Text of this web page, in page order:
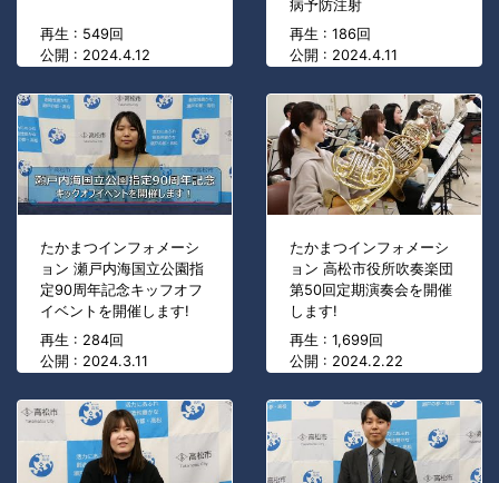
再生 : 549回
公開 : 2024.4.12
病予防注射
再生 : 186回
公開 : 2024.4.11
たかまつインフォメーシ
ョン 瀬戸内海国立公園指
定90周年記念キッフオフ
イベントを開催します!
再生 : 284回
公開 : 2024.3.11
たかまつインフォメーシ
ョン 高松市役所吹奏楽団
第50回定期演奏会を開催
します!
再生 : 1,699回
公開 : 2024.2.22